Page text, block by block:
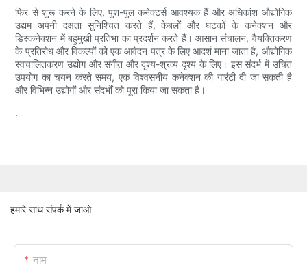
फिर से शुरू करने के लिए, पुश-पुल कनेक्टर्स आवश्यक हैं और अधिकांश औद्योगिक
उद्यम अपनी दक्षता सुनिश्चित करते हैं, केबलों और घटकों के कनेक्शन और
डिस्कनेक्शन में बहुमुखी प्रतिभा का प्रदर्शन करते हैं। आसान संचालन, वैयक्तिकरण
के प्रतिरोध और विकल्पों को एक आवेदन पत्र के लिए आदर्श माना जाता है, औद्योगिक
स्वचालितकरण उद्योग और संगीत और दृश्य-श्रव्य दृश्य के लिए। इस संदर्भ में उचित
उपयोग का चयन करते समय, एक विश्वसनीय कनेक्शन की गारंटी दी जा सकती है
और विभिन्न उद्योगों और संदर्भों को पूरा किया जा सकता है।
.
हमारे साथ संपर्क में जाओ
नाम